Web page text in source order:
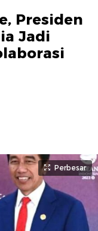
Presiden
Jadi
Perbesar